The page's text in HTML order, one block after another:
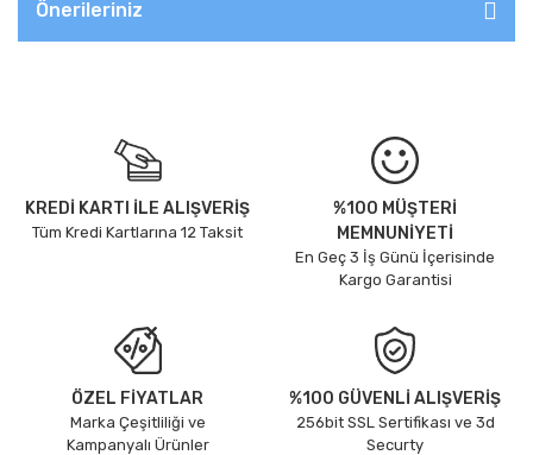
Önerileriniz
KREDİ KARTI İLE ALIŞVERİŞ
Tüm Kredi Kartlarına 12 Taksit
%100 MÜŞTERİ
MEMNUNİYETİ
En Geç 3 İş Günü İçerisinde
Kargo Garantisi
ÖZEL FİYATLAR
Marka Çeşitliliği ve
Kampanyalı Ürünler
%100 GÜVENLİ ALIŞVERİŞ
256bit SSL Sertifikası ve 3d
Securty